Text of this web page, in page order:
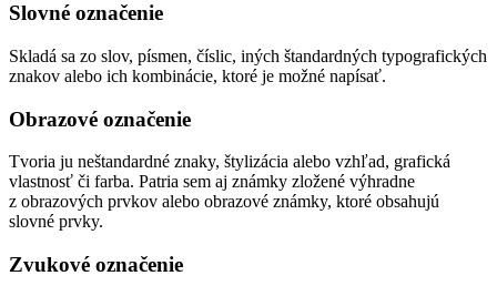
Slovné označenie
Skladá sa zo slov, písmen, číslic, iných štandardných typografických
znakov alebo ich kombinácie, ktoré je možné napísať.
Obrazové označenie
Tvoria ju neštandardné znaky, štylizácia alebo vzhľad, grafická
vlastnosť či farba. Patria sem aj známky zložené výhradne
z obrazových prvkov alebo obrazové známky, ktoré obsahujú
slovné prvky.
Zvukové označenie